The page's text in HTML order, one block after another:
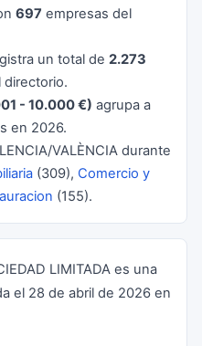
697 empresas del
un total de 2.273
- 10.000 €) agrupa a
en 2026.
VALÈNCIA durante
(309), Comercio y
(155).
LIMITADA es una
el 28 de abril de 2026 en